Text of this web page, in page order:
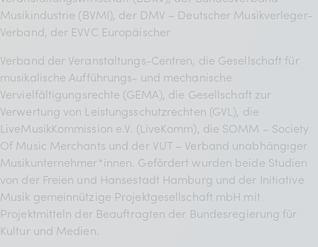
Musikindustrie (BVMI), der DMV – Deutscher Musikverleger-
Verband, der EVVC Europäischer
Verband der Veranstaltungs-Centren, die Gesellschaft für
musikalische Aufführungs- und mechanische
Vervielfältigungsrechte (GEMA), die Gesellschaft zur
Verwertung von Leistungsschutzrechten (GVL), die
LiveMusikKommission e.V. (LiveKomm), die SOMM – Society
Of Music Merchants und der VUT – Verband unabhängiger
Musikunternehmer*innen. Gefördert wurden beide Studien
von der Freien und Hansestadt Hamburg und der Initiative
Musik gemeinnützige Projektgesellschaft mbH mit
Projektmitteln der Beauftragten der Bundesregierung für
Kultur und Medien.